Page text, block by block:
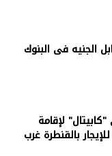
الجنيه فى البنوك
لإقامة
بالقنطرة غرب